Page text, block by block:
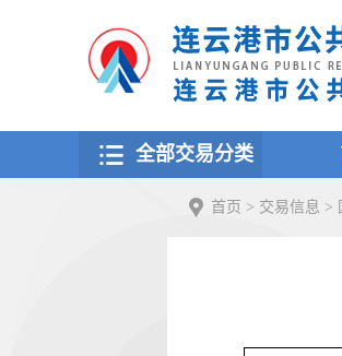
全部交易分类
首页 > 交易信息 >